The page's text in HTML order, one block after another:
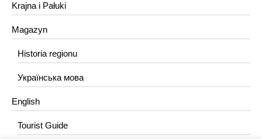
Krajna i Pałuki
Magazyn
Historia regionu
Українська мова
English
Tourist Guide